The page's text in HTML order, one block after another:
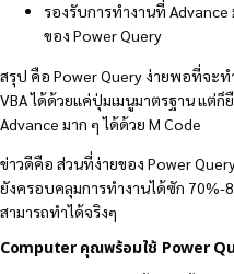
รองรับการทำงานที่
ของ Power Query
สรุป คือ Power Query ง่ายพอที่จะ
VBA ได้ด้วยแค่ปุ่มเมนูมาตรฐาน แต่
Advance มาก ๆ ได้ด้วย M Code
ข่าวดีคือ ส่วนที่ง่ายของ Power
ยังครอบคลุมการทำงานได้ซัก
สามารถทำได้จริงๆ
Computer คุณพร้อมใช้ Power